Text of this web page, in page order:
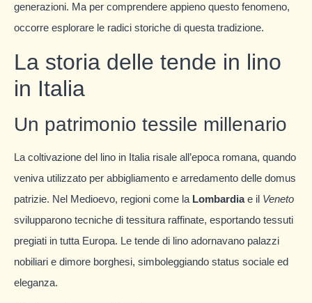
generazioni. Ma per comprendere appieno questo fenomeno,
occorre esplorare le radici storiche di questa tradizione.
La storia delle tende in lino
in Italia
Un patrimonio tessile millenario
La coltivazione del lino in Italia risale all’epoca romana, quando
veniva utilizzato per abbigliamento e arredamento delle domus
patrizie. Nel Medioevo, regioni come la Lombardiae il Veneto
svilupparono tecniche di tessitura raffinate, esportando tessuti
pregiati in tutta Europa. Le tende di lino adornavano palazzi
nobiliari e dimore borghesi, simboleggiando status sociale ed
eleganza.